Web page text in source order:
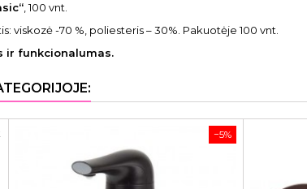
, 100 vnt.
viskozė -70 %, poliesteris – 30%. Pakuotėje 100 vnt.
ir funkcionalumas.
−5%